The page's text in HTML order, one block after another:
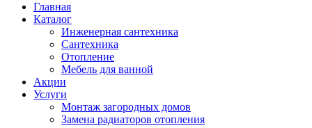
Главная
Каталог
Инженерная сантехника
Сантехника
Отопление
Мебель для ванной
Акции
Услуги
Монтаж загородных домов
Замена радиаторов отопления